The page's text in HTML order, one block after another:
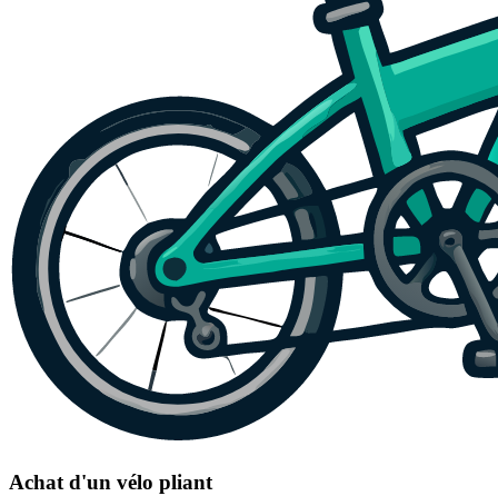
Achat d'un vélo pliant